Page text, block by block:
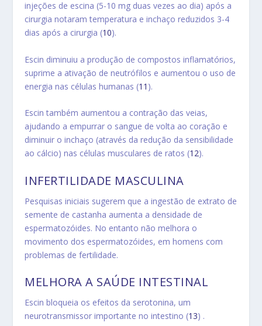
injeções de escina (5-10 mg duas vezes ao dia) após a
cirurgia notaram temperatura e inchaço reduzidos 3-4
dias após a cirurgia (10).
Escin diminuiu a produção de compostos inflamatórios,
suprime a ativação de neutrófilos e aumentou o uso de
energia nas células humanas (11 ).
Escin também aumentou a contração das veias,
ajudando a empurrar o sangue de volta ao coração e
diminuir o inchaço (através da redução da sensibilidade
ao cálcio) nas células musculares de ratos (12).
INFERTILIDADE MASCULINA
Pesquisas iniciais sugerem que a ingestão de extrato de
semente de castanha aumenta a densidade de
espermatozóides. No entanto não melhora o
movimento dos espermatozóides, em homens com
problemas de fertilidade.
MELHORA A SAÚDE INTESTINAL
Escin bloqueia os efeitos da serotonina, um
neurotransmissor importante no intestino (13) .